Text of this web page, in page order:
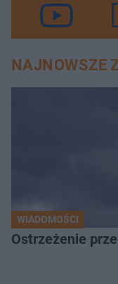
NAJNOWSZE
WIADOMOŚCI
Ostrzeżenie